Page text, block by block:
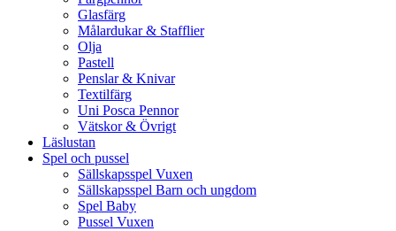
Glasfärg
Målardukar & Stafflier
Olja
Pastell
Penslar & Knivar
Textilfärg
Uni Posca Pennor
Vätskor & Övrigt
Läslustan
Spel och pussel
Sällskapsspel Vuxen
Sällskapsspel Barn och ungdom
Spel Baby
Pussel Vuxen